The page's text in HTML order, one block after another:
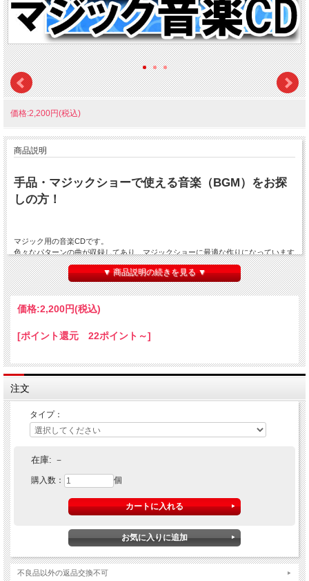
価格:2,200円(税込)
商品説明
手品・マジックショーで使える音楽（BGM）をお探
しの方！
マジック用の音楽CDです。
色々なパターンの曲が収録してあり、マジックショーに最適な作りになっています
ので大変便利に使えます。
マジックショーでは音楽が大変重要な要素の１つとなります。
演技の雰囲気にピッタリの曲にあわせて演じると、同じマジックでも観客から見た
印象は格段に変わってきます。
また、最近は音楽の使用に関する著作権の問題がどんどん厳しくなってきていま
このCDの音楽は著作権フリーでショーに使えますので、そういう意味でも安心便
利です。
色々、音楽に合わせやすい工夫がされたCDとなっていますので、是非この機会に
「マジックショーでの音楽の効果」にも目を向けてみて下さい。
良い音楽はあなたのマジックショーをワンランク上のものにしてくれます。
▼ 商品説明の続きを見る ▼
価格:2,200円(税込)
[ポイント還元 22ポイント～]
注文
タイプ：
在庫: －
購入数： 個
不良品以外の返品交換不可